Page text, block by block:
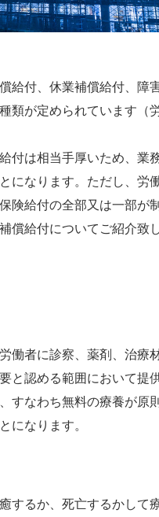
付、休業補償給付、障
類が定められています（
は相当手厚いため、業
になります。ただし、労
給付の全部又は一部が
給付についてご紹介致し
働者に診察、薬剤、治療
認める範囲において提
すなわち無料の療養が原
になります。
するか、死亡するかして